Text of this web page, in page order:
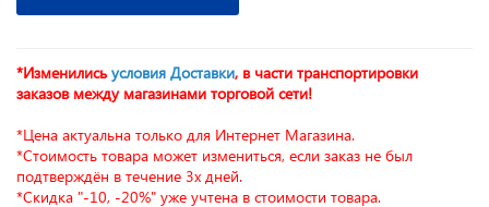
*Изменились условия Доставки, в части транспортировки
заказов между магазинами торговой сети!
*Цена актуальна только для Интернет Магазина.
*Стоимость товара может измениться, если заказ не был
подтверждён в течение 3х дней.
*Скидка "-10, -20%" уже учтена в стоимости товара.